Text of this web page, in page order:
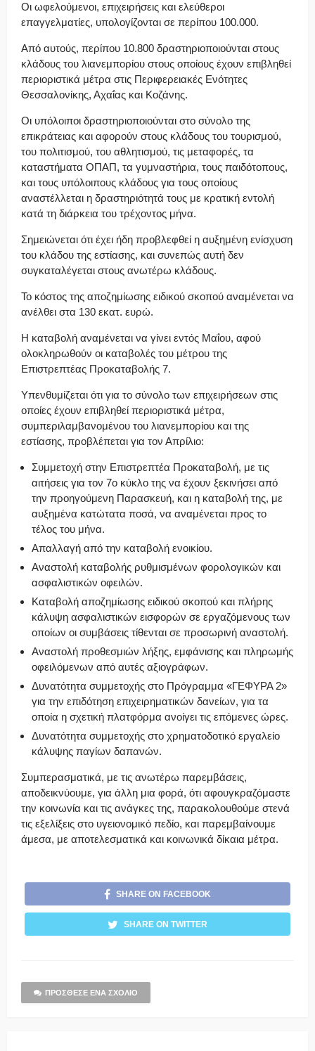
Οι ωφελούμενοι, επιχειρήσεις και ελεύθεροι
επαγγελματίες, υπολογίζονται σε περίπου 100.000.
Από αυτούς, περίπου 10.800 δραστηριοποιούνται στους
κλάδους του λιανεμπορίου στους οποίους έχουν επιβληθεί
περιοριστικά μέτρα στις Περιφερειακές Ενότητες
Θεσσαλονίκης, Αχαΐας και Κοζάνης.
Οι υπόλοιποι δραστηριοποιούνται στο σύνολο της
επικράτειας και αφορούν στους κλάδους του τουρισμού,
του πολιτισμού, του αθλητισμού, τις μεταφορές, τα
καταστήματα ΟΠΑΠ, τα γυμναστήρια, τους παιδότοπους,
και τους υπόλοιπους κλάδους για τους οποίους
αναστέλλεται η δραστηριότητά τους με κρατική εντολή
κατά τη διάρκεια του τρέχοντος μήνα.
Σημειώνεται ότι έχει ήδη προβλεφθεί η αυξημένη ενίσχυση
του κλάδου της εστίασης, και συνεπώς αυτή δεν
συγκαταλέγεται στους ανωτέρω κλάδους.
Το κόστος της αποζημίωσης ειδικού σκοπού αναμένεται να
ανέλθει στα 130 εκατ. ευρώ.
Η καταβολή αναμένεται να γίνει εντός Μαΐου, αφού
ολοκληρωθούν οι καταβολές του μέτρου της
Επιστρεπτέας Προκαταβολής 7.
Υπενθυμίζεται ότι για το σύνολο των επιχειρήσεων στις
οποίες έχουν επιβληθεί περιοριστικά μέτρα,
συμπεριλαμβανομένου του λιανεμπορίου και της
εστίασης, προβλέπεται για τον Απρίλιο:
Συμμετοχή στην Επιστρεπτέα Προκαταβολή, με τις
αιτήσεις για τον 7ο κύκλο της να έχουν ξεκινήσει από
την προηγούμενη Παρασκευή, και η καταβολή της, με
αυξημένα κατώτατα ποσά, να αναμένεται προς το
τέλος του μήνα.
Απαλλαγή από την καταβολή ενοικίου.
Αναστολή καταβολής ρυθμισμένων φορολογικών και
ασφαλιστικών οφειλών.
Καταβολή αποζημίωσης ειδικού σκοπού και πλήρης
κάλυψη ασφαλιστικών εισφορών σε εργαζόμενους των
οποίων οι συμβάσεις τίθενται σε προσωρινή αναστολή.
Αναστολή προθεσμιών λήξης, εμφάνισης και πληρωμής
οφειλόμενων από αυτές αξιογράφων.
Δυνατότητα συμμετοχής στο Πρόγραμμα «ΓΕΦΥΡΑ 2»
για την επιδότηση επιχειρηματικών δανείων, για τα
οποία η σχετική πλατφόρμα ανοίγει τις επόμενες ώρες.
Δυνατότητα συμμετοχής στο χρηματοδοτικό εργαλείο
κάλυψης παγίων δαπανών.
Συμπερασματικά, με τις ανωτέρω παρεμβάσεις,
αποδεικνύουμε, για άλλη μια φορά, ότι αφουγκραζόμαστε
την κοινωνία και τις ανάγκες της, παρακολουθούμε στενά
τις εξελίξεις στο υγειονομικό πεδίο, και παρεμβαίνουμε
άμεσα, με αποτελεσματικά και κοινωνικά δίκαια μέτρα.
SHARE ON FACEBOOK
SHARE ON TWITTER
ΠΡΌΣΘΕΣΕ ΈΝΑ ΣΧΌΛΙΟ